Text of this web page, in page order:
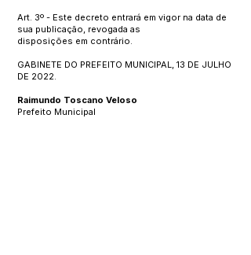
Art. 3º - Este decreto entrará em vigor na data de
sua publicação, revogada as
disposições em contrário.
GABINETE DO PREFEITO MUNICIPAL, 13 DE JULHO
DE 2022.
Raimundo Toscano Veloso
Prefeito Municipal